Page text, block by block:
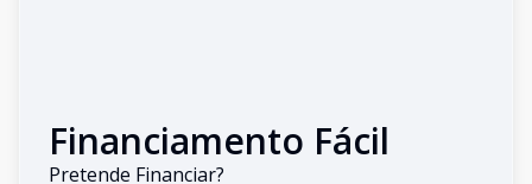
Financiamento Fácil
Pretende Financiar?